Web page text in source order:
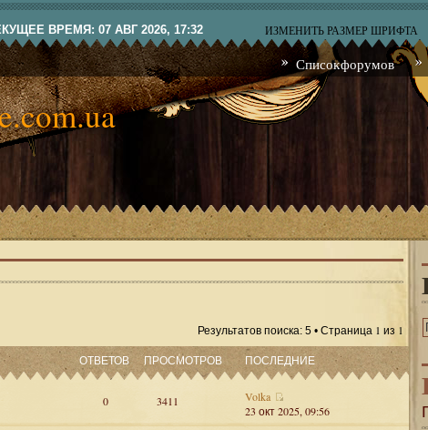
ВРЕМЯ: 07 АВГ 2026, 17:32 ИЗМЕНИТЬ РАЗМЕР ШРИФТА
Список форумов
Результатов поиска: 5 • Страница 1 из 1
ОТВЕТОВ ПРОСМОТРОВ ПОСЛЕДНИЕ
0 3411
Volka
23 окт 2025, 09:56